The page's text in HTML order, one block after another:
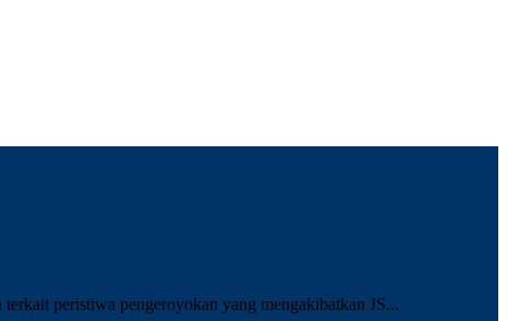
peristiwa pengeroyokan yang mengakibatkan JS...